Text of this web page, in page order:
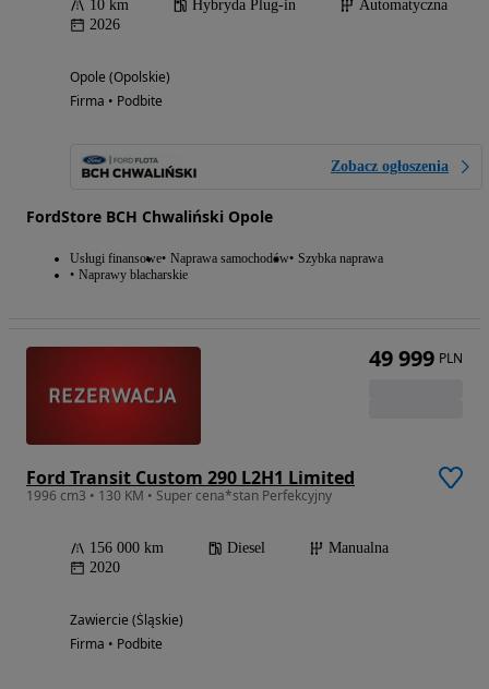
10 km Hybryda Plug-in
Automatyczna
2026
Opole (Opolskie)
Firma • Podbite
Zobacz ogłoszenia
FordStore BCH Chwaliński Opole
Usługi finansowe Naprawa samochodów Szybka naprawa
Naprawy blacharskie
Ford Transit Custom 290 L2H1 Limited
1996 cm3 • 130 KM • Super cena*stan Perfekcyjny
156 000 km Diesel
Manualna
2020
Zawiercie (Śląskie)
Firma • Podbite
49 999 PLN